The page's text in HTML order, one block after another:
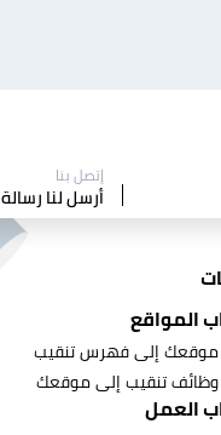
إتصل بنا
أرسل لنا رسالة
المواقع
إلى فهرس تنقيب
تنقيب إلى موقعك
العمل